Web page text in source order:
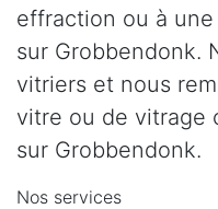
effraction ou à
sur Grobbendonk.
vitriers et nous
vitre ou de vitrage
sur Grobbendonk.
Nos services